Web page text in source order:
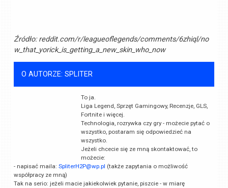
Źródło:reddit.com/r/leagueoflegends/comments/6zhiql/no
w_that_yorick_is_getting_a_new_skin_who_now
O AUTORZE: SPLITER
To ja.
Liga Legend, Sprzęt Gamingowy, Recenzje, GLS,
Fortnite i więcej.
Technologia, rozrywka czy gry - możecie pytać o
wszystko, postaram się odpowiedzieć na
wszystko.
Jeżeli chcecie się ze mną skontaktować, to
możecie:
- napisać maila:SpliterH2P@wp.pl (także zapytania o możliwość
współpracy ze mną)
Tak na serio: jeżeli macie jakiekolwiek pytanie, piszcie - w miarę